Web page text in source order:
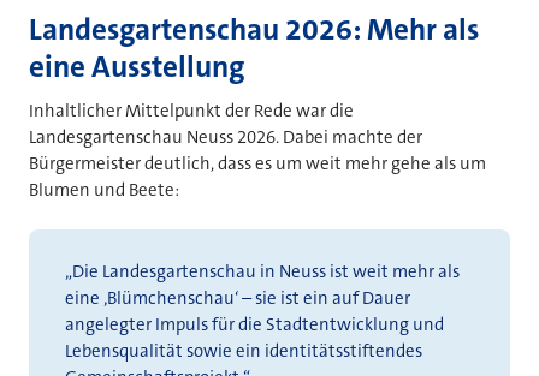
Landesgartenschau 2026: Mehr als
eine Ausstellung
Inhaltlicher Mittelpunkt der Rede war die
Landesgartenschau Neuss 2026. Dabei machte der
Bürgermeister deutlich, dass es um weit mehr gehe als um
Blumen und Beete:
„Die Landesgartenschau in Neuss ist weit mehr als
eine ‚Blümchenschau‘ – sie ist ein auf Dauer
angelegter Impuls für die Stadtentwicklung und
Lebensqualität sowie ein identitätsstiftendes